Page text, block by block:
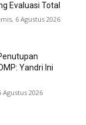
Evaluasi Total
6 Agustus 2026
Yandri Ini
Agustus 2026